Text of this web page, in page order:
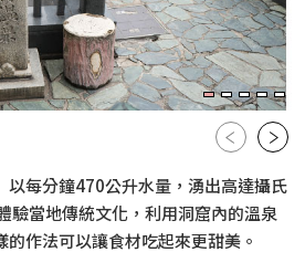
以每分鐘470公升水量，湧出高達攝氏
驗當地傳統文化，利用洞窟內的溫泉
作法可以讓食材吃起來更甜美。